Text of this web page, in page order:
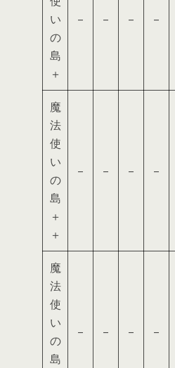
い
の
島
＋
– – – –
魔
法
使
い
の
島
＋
＋
– – – –
魔
法
使
い
の
島
– – – –